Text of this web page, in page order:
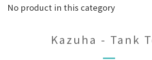
No product in this category
Kazuha - Tank